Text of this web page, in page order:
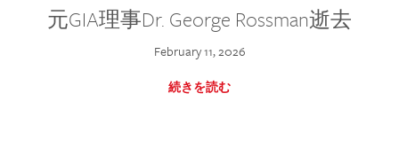
元GIA理事Dr. George Rossman逝去
February 11, 2026
続きを読む